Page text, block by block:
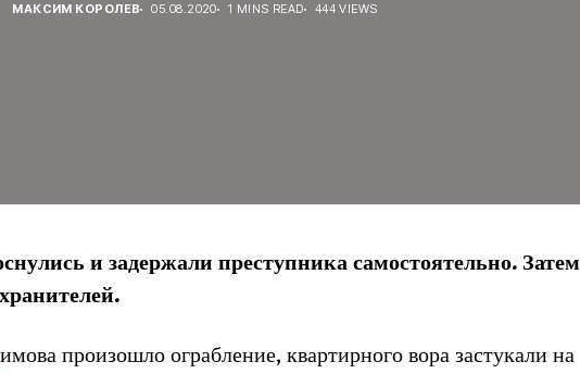
МАКСИМ КОРОЛЕВ 05.08.2020 1 MINS READ 444 VIEWS
и задержали преступника самостоятельно. Затем
произошло ограбление, квартирного вора застукали на